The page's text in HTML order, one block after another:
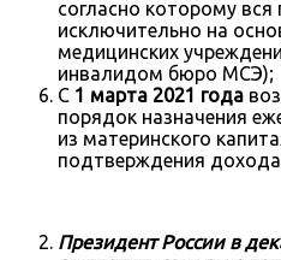
согласно которому
исключительно на
медицинских
инвалидом бюро МСЭ);
С 1 марта 2021 года
порядок назначения
из материнского
подтверждения
Президент России в